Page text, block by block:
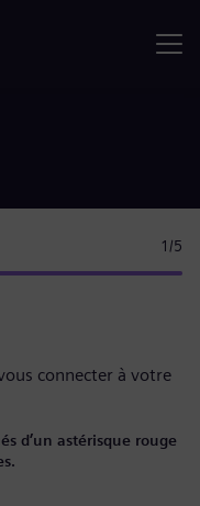
1 /5
connecter à votre
d’un astérisque rouge